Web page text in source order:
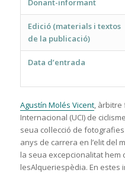
Donant-informant
Edició (materials i textos
de la publicació)
Data d’entrada
Agustín Molés Vicent, àrbitre
Internacional (UCI) de
seua col·lecció de
anys de carrera en l’elit del
la seua excepcionalitat hem
lesAlqueriespèdia. En estes